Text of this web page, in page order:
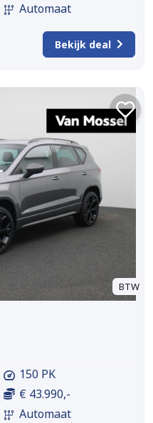
Automaat
Bekijk deal
BTW
150 PK
€ 43.990,-
Automaat